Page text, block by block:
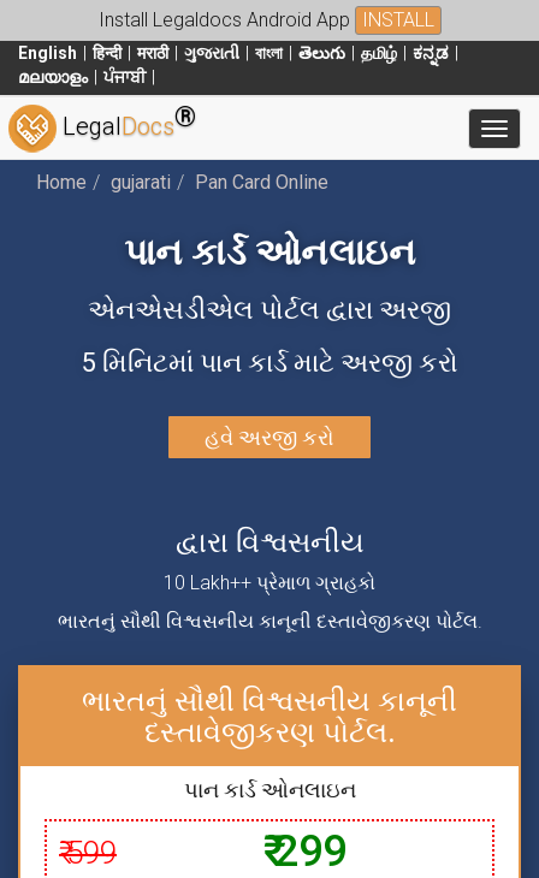
Install Legaldocs Android App INSTALL
English हिन्दी मराठी ગુજરાતી বাংলা తెలుగు தமிழ்
ಕನ್ನಡ
മലയാളം
ਪੰਜਾਬੀ
LegalDocs®
Home gujarati Pan Card Online
પાન કાર્ડ ઓનલાઇન
એનએસડીએલ પોર્ટલ દ્વારા અરજી
5 મિનિટમાં પાન કાર્ડ માટે અરજી કરો
હવે અરજી કરો
દ્વારા વિશ્વસનીય
10 Lakh++ પ્રેમાળ ગ્રાહકો
ભારતનું સૌથી વિશ્વસનીય કાનૂની દસ્તાવેજીકરણ પોર્ટલ.
ભારતનું સૌથી વિશ્વસનીય કાનૂની
દસ્તાવેજીકરણ પોર્ટલ.
પાન કાર્ડ ઓનલાઇન
₹ 599 ₹ 299